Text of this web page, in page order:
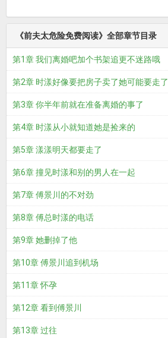
《前夫太危险免费阅读》全部章节目录
第1章 我们离婚吧加个书架追更不迷路哦
第2章 时漾好像要把房子卖了她可能要走了
第3章 你半年前就在准备离婚的事了
第4章 时漾从小就知道她是捡来的
第5章 漾漾明天都要走了
第6章 撞见时漾和别的男人在一起
第7章 傅景川的不对劲
第8章 傅总时漾的电话
第9章 她删掉了他
第10章 傅景川追到机场
第11章 怀孕
第12章 看到傅景川
第13章 过往